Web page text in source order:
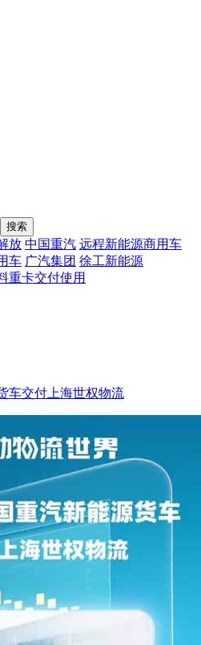
搜索
放 中国重汽 远程新能源商用车
车 广汽集团 徐工新能源
重卡交付使用
车交付上海世权物流